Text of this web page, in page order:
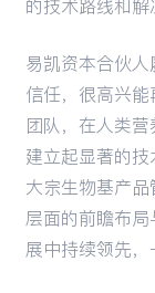
的技术路线和解
易凯资本合伙
信任，很高兴
团队，在人类
建立起显著的
大宗生物基产
层面的前瞻布
展中持续领先，